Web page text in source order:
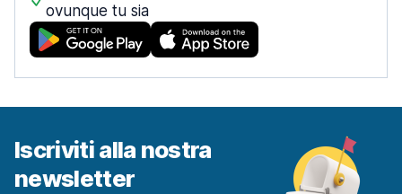
ovunque tu sia
Iscriviti alla nostra
newsletter